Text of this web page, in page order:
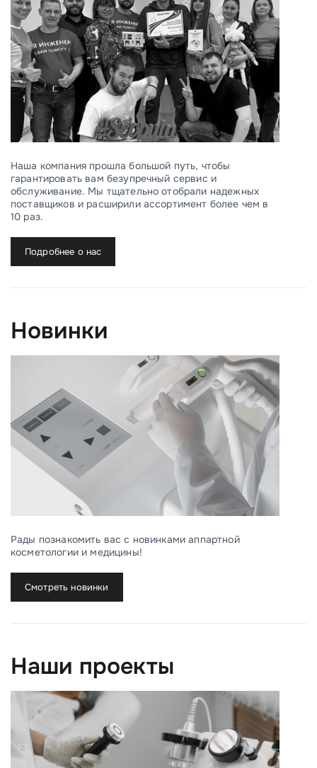
Наша компания прошла большой путь, чтобы
гарантировать вам безупречный сервис и
обслуживание. Мы тщательно отобрали надежных
поставщиков и расширили ассортимент более чем в
10 раз.
Подробнее о нас
Новинки
Рады познакомить вас с новинками аппартной
косметологии и медицины!
Смотреть новинки
Наши проекты